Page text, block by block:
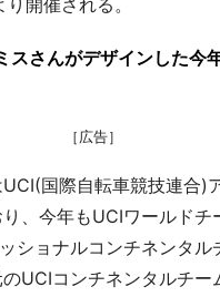
開催される。
スさんがデザインした今
［広告］
国際自転車競技連合)
、今年もUCIワールドチ
ショナルコンチネンタル
UCIコンチネンタルチー